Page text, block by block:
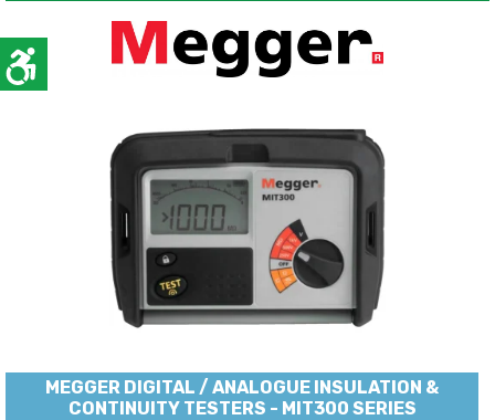
MEGGER DIGITAL / ANALOGUE INSULATION &
CONTINUITY TESTERS - MIT300 SERIES